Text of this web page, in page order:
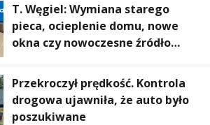
T. Węgiel: Wymiana starego
pieca, ocieplenie domu, nowe
okna czy nowoczesne źródło
rachunki za energię, lepszy
komfort życia i... czystsze
powietrze
Przekroczył prędkość. Kontrola
drogowa ujawniła, że auto było
poszukiwane